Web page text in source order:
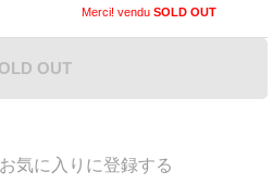
Merci! venduSOLD OUT
OUT
気に入りに登録する